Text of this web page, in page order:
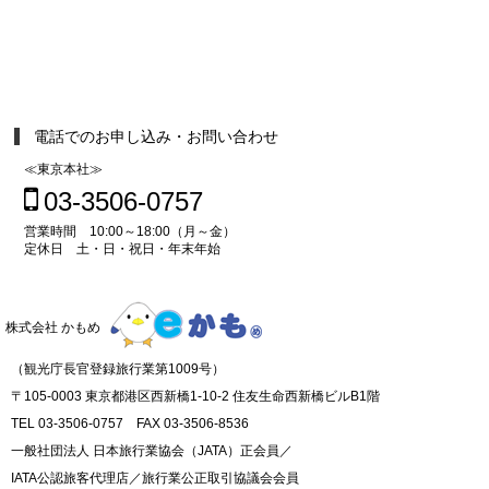
電話でのお申し込み・お問い合わせ
≪東京本社≫
03-3506-0757
営業時間 10:00～18:00（月～金）
定休日 土・日・祝日・年末年始
株式会社 かもめ
（観光庁長官登録旅行業第1009号）
〒105-0003 東京都港区西新橋1-10-2 住友生命西新橋ビルB1階
TEL 03-3506-0757 FAX 03-3506-8536
一般社団法人 日本旅行業協会（JATA）正会員／
IATA公認旅客代理店／旅行業公正取引協議会会員